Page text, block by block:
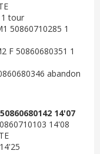
1 tour
50860710285 1
F 50860680351 1
abandon
14'07
14'08